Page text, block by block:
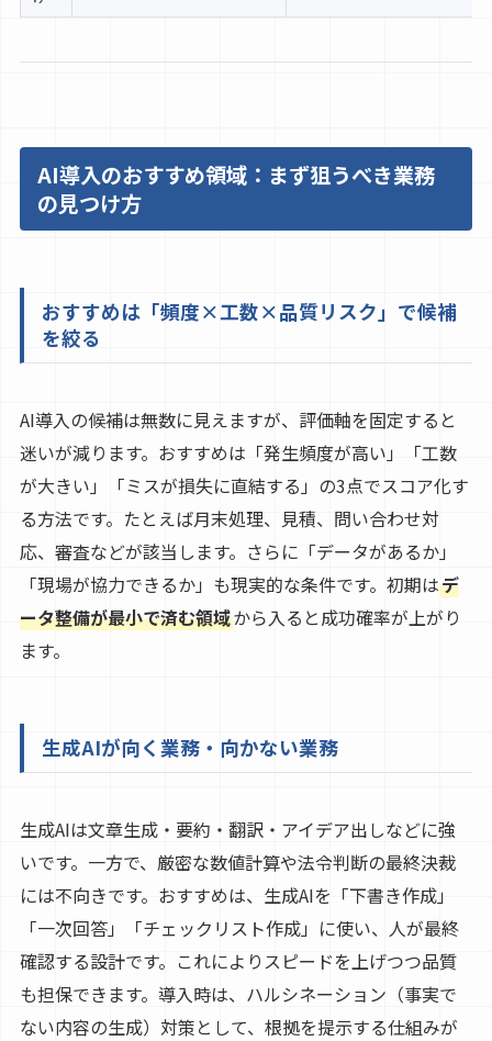
AI導入のおすすめ領域：まず狙うべき業務
の見つけ方
おすすめは「頻度×工数×品質リスク」で候補
を絞る
AI導入の候補は無数に見えますが、評価軸を固定すると
迷いが減ります。おすすめは「発生頻度が高い」「工数
が大きい」「ミスが損失に直結する」の3点でスコア化す
る方法です。たとえば月末処理、見積、問い合わせ対
応、審査などが該当します。さらに「データがあるか」
「現場が協力できるか」も現実的な条件です。初期はデ
ータ整備が最小で済む領域から入ると成功確率が上がり
ます。
生成AIが向く業務・向かない業務
生成AIは文章生成・要約・翻訳・アイデア出しなどに強
いです。一方で、厳密な数値計算や法令判断の最終決裁
には不向きです。おすすめは、生成AIを「下書き作成」
「一次回答」「チェックリスト作成」に使い、人が最終
確認する設計です。これによりスピードを上げつつ品質
も担保できます。導入時は、ハルシネーション（事実で
ない内容の生成）対策として、根拠を提示する仕組みが